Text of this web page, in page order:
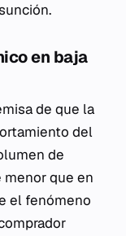
en baja
de que la
del
de
que en
el fenómeno